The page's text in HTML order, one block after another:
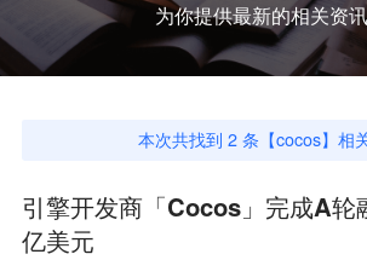
为你提供最新的相关资
本次共找到 2条【cocos】相
引擎开发商「Cocos」完成A轮
亿美元